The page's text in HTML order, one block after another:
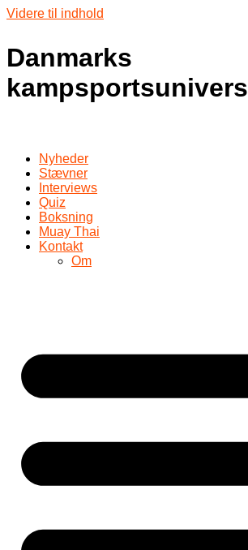
Videre til indhold
Danmarks
kampsportsunivers
Nyheder
Stævner
Interviews
Quiz
Boksning
Muay Thai
Kontakt
Om